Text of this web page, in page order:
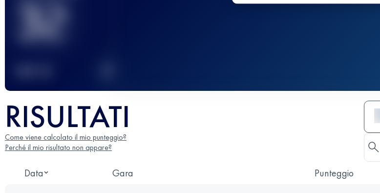
32
RISULTATI
Come viene calcolato il mio punteggio?
Perché il mio risultato non appare?
Data Gara Punteggio